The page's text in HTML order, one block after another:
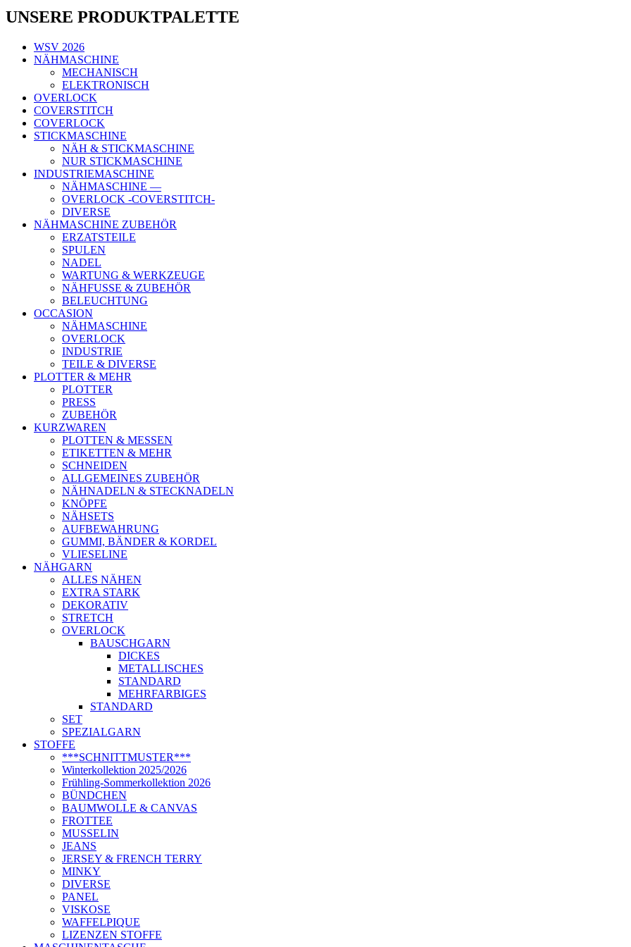
UNSERE PRODUKTPALETTE
WSV 2026
NÄHMASCHINE
MECHANISCH
ELEKTRONISCH
OVERLOCK
COVERSTITCH
COVERLOCK
STICKMASCHINE
NÄH & STICKMASCHINE
NUR STICKMASCHINE
INDUSTRIEMASCHINE
NÄHMASCHINE —
OVERLOCK -COVERSTITCH-
DIVERSE
NÄHMASCHINE ZUBEHÖR
ERZATSTEILE
SPULEN
NADEL
WARTUNG & WERKZEUGE
NÄHFUSSE & ZUBEHÖR
BELEUCHTUNG
OCCASION
NÄHMASCHINE
OVERLOCK
INDUSTRIE
TEILE & DIVERSE
PLOTTER & MEHR
PLOTTER
PRESS
ZUBEHÖR
KURZWAREN
PLOTTEN & MESSEN
ETIKETTEN & MEHR
SCHNEIDEN
ALLGEMEINES ZUBEHÖR
NÄHNADELN & STECKNADELN
KNÖPFE
NÄHSETS
AUFBEWAHRUNG
GUMMI, BÄNDER & KORDEL
VLIESELINE
NÄHGARN
ALLES NÄHEN
EXTRA STARK
DEKORATIV
STRETCH
OVERLOCK
BAUSCHGARN
DICKES
METALLISCHES
STANDARD
MEHRFARBIGES
STANDARD
SET
SPEZIALGARN
STOFFE
***SCHNITTMUSTER***
Winterkollektion 2025/2026
Frühling-Sommerkollektion 2026
BÜNDCHEN
BAUMWOLLE & CANVAS
FROTTEE
MUSSELIN
JEANS
JERSEY & FRENCH TERRY
MINKY
DIVERSE
PANEL
VISKOSE
WAFFELPIQUE
LIZENZEN STOFFE